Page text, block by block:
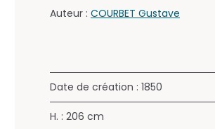
Auteur : COURBET Gustave
Date de création : 1850
H. : 206 cm